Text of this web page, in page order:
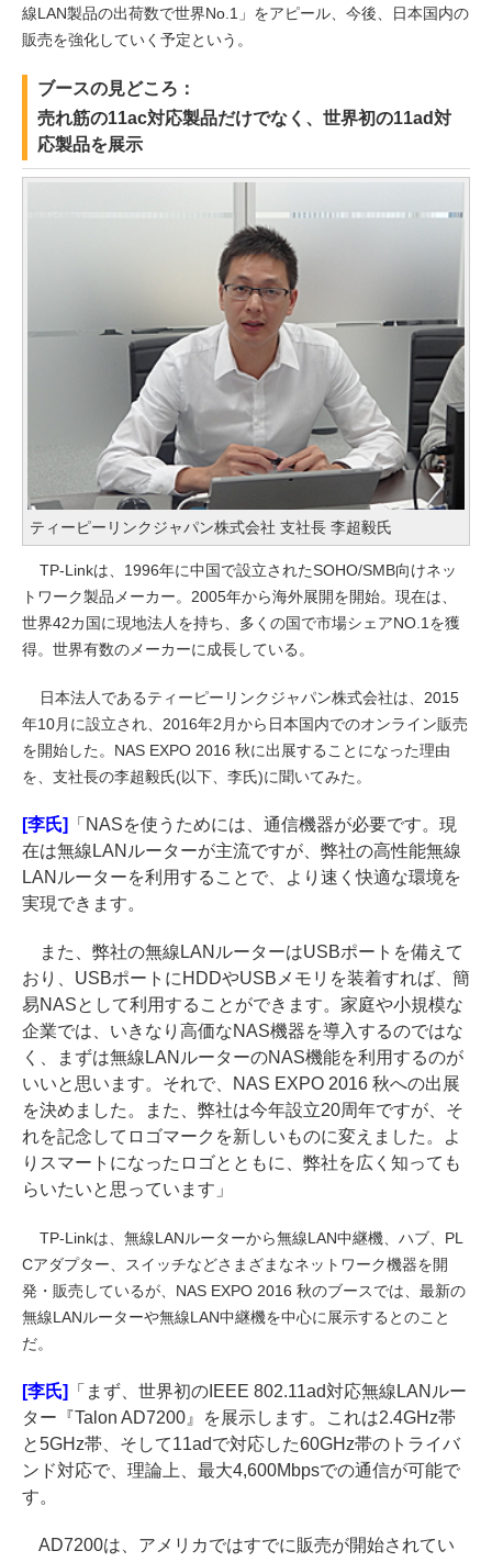
線LAN製品の出荷数で世界No.1」をアピール、今後、日本国内の
販売を強化していく予定という。
ブースの見どころ：
売れ筋の11ac対応製品だけでなく、世界初の11ad対
応製品を展示
ティーピーリンクジャパン株式会社 支社長 李超毅氏
TP-Linkは、1996年に中国で設立されたSOHO/SMB向けネッ
トワーク製品メーカー。2005年から海外展開を開始。現在は、
世界42カ国に現地法人を持ち、多くの国で市場シェアNO.1を獲
得。世界有数のメーカーに成長している。
日本法人であるティーピーリンクジャパン株式会社は、2015
年10月に設立され、2016年2月から日本国内でのオンライン販売
を開始した。NAS EXPO 2016 秋に出展することになった理由
を、支社長の李超毅氏(以下、李氏)に聞いてみた。
[李氏]
「NASを使うためには、通信機器が必要です。現
在は無線LANルーターが主流ですが、弊社の高性能無線
LANルーターを利用することで、より速く快適な環境を
実現できます。
また、弊社の無線LANルーターはUSBポートを備えて
おり、USBポートにHDDやUSBメモリを装着すれば、簡
易NASとして利用することができます。家庭や小規模な
企業では、いきなり高価なNAS機器を導入するのではな
く、まずは無線LANルーターのNAS機能を利用するのが
いいと思います。それで、NAS EXPO 2016 秋への出展
を決めました。また、弊社は今年設立20周年ですが、そ
れを記念してロゴマークを新しいものに変えました。よ
りスマートになったロゴとともに、弊社を広く知っても
らいたいと思っています」
TP-Linkは、無線LANルーターから無線LAN中継機、ハブ、PL
Cアダプター、スイッチなどさまざまなネットワーク機器を開
発・販売しているが、NAS EXPO 2016 秋のブースでは、最新の
無線LANルーターや無線LAN中継機を中心に展示するとのこと
だ。
[李氏]
「まず、世界初のIEEE 802.11ad対応無線LANルー
ター『Talon AD7200』を展示します。これは2.4GHz帯
と5GHz帯、そして11adで対応した60GHz帯のトライバ
ンド対応で、理論上、最大4,600Mbpsでの通信が可能で
す。
AD7200は、アメリカではすでに販売が開始されてい